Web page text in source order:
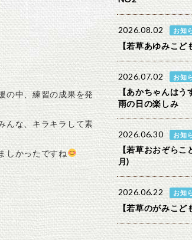
の中、練習の成果を発
んな、キラキラして素
しかったですね
2026.08.02 お知
【若草あゆみこど
2026.07.02 お知
【あかちゃんはう
雨の日の楽しみ
2026.06.30 お知
【若草おおぞらこ
月)
2026.06.22 お知
【若草のがみこど